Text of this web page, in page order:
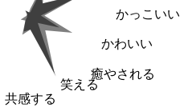
かっこいい
かわいい
癒やされる
笑える
共感する